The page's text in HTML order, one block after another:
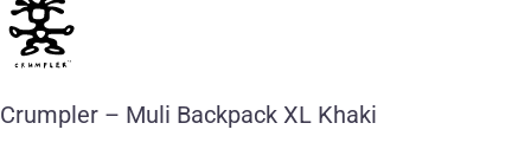
Crumpler – Muli Backpack XL Khaki